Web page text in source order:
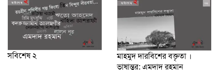
সবিশেষ ২
মাহমুদ দারবিশের বক্তৃতা ।
ভাষান্তর: এমদাদ রহমান